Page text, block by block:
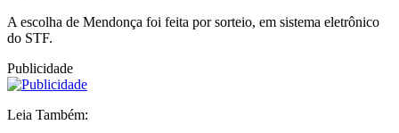
A escolha de Mendonça foi feita por sorteio, em sistema eletrônico
do STF.
Publicidade
Leia Também: